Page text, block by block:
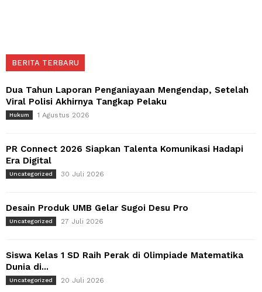
BERITA TERBARU
Dua Tahun Laporan Penganiayaan Mengendap, Setelah
Viral Polisi Akhirnya Tangkap Pelaku
Hukum 1 Agustus 2026
PR Connect 2026 Siapkan Talenta Komunikasi Hadapi
Era Digital
Uncategorized 30 Juli 2026
Desain Produk UMB Gelar Sugoi Desu Pro
Uncategorized 27 Juli 2026
Siswa Kelas 1 SD Raih Perak di Olimpiade Matematika
Dunia di...
Uncategorized 20 Juli 2026